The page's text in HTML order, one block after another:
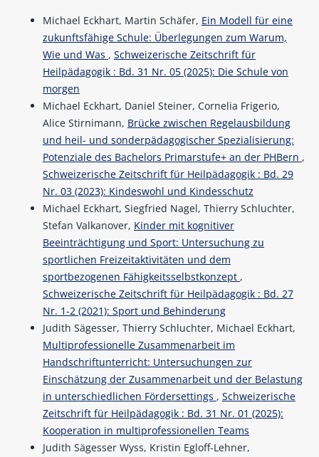
Michael Eckhart, Martin Schäfer, Ein Modell für eine
zukunftsfähige Schule: Überlegungen zum Warum,
Wie und Was , Schweizerische Zeitschrift für
Heilpädagogik : Bd. 31 Nr. 05 (2025): Die Schule von
morgen
Michael Eckhart, Daniel Steiner, Cornelia Frigerio,
Alice Stirnimann, Brücke zwischen Regelausbildung
und heil- und sonderpädagogischer Spezialisierung:
Potenziale des Bachelors Primarstufe+ an der PHBern ,
Schweizerische Zeitschrift für Heilpädagogik : Bd. 29
Nr. 03 (2023): Kindeswohl und Kindesschutz
Michael Eckhart, Siegfried Nagel, Thierry Schluchter,
Stefan Valkanover, Kinder mit kognitiver
Beeinträchtigung und Sport: Untersuchung zu
sportlichen Freizeitaktivitäten und dem
sportbezogenen Fähigkeitsselbstkonzept ,
Schweizerische Zeitschrift für Heilpädagogik : Bd. 27
Nr. 1-2 (2021): Sport und Behinderung
Judith Sägesser, Thierry Schluchter, Michael Eckhart,
Multiprofessionelle Zusammenarbeit im
Handschriftunterricht: Untersuchungen zur
Einschätzung der Zusammenarbeit und der Belastung
in unterschiedlichen Fördersettings , Schweizerische
Zeitschrift für Heilpädagogik : Bd. 31 Nr. 01 (2025):
Kooperation in multiprofessionellen Teams
Judith Sägesser Wyss, Kristin Egloff-Lehner,